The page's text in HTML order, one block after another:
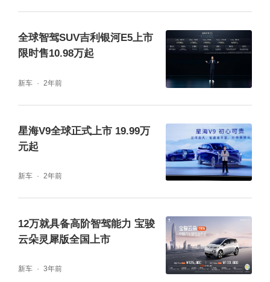
乘坐体验。在标配的主驾座椅6向电动调节基
础上，纯电版车型和140km插混版车型可选配
舒适选装包（前排座椅通风加热，副驾座椅电
动调节），让出行体验更舒适愉悦。
骏汽车联合卓驭科技（原大疆车载）打造的灵
眸智驾2.0 Max，量产即交付，交付即开通。
打造安全、舒适、高效的智驾体验。
作为基于天舆架构打造的同级首创双动力车
全球智驾SUV吉利银河E5上市
限时售10.98万起
新车 2年前
星海V9全球正式上市 19.99万
元起
新车 2年前
12万就具备高阶智驾能力 宝骏
云朵灵犀版全国上市
新车 3年前